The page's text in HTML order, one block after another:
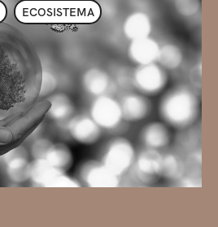
ECOSISTEMA